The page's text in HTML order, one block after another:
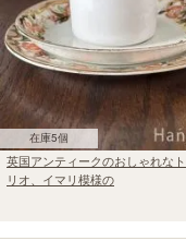
在庫5個
英国アンティークのおしゃれなト
リオ、イマリ模様の